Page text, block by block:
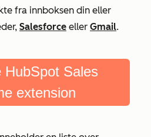
fra innboksen din eller
Salesforce eller Gmail.
HubSpot Sales
extension